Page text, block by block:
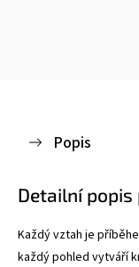
Popis
Detailní
Každý vztah je
každý pohled vytváří